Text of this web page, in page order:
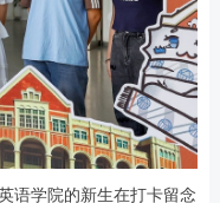
语学院的新生在打卡留念